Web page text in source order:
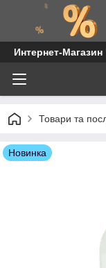
Интернет-
Товари та
Новинка